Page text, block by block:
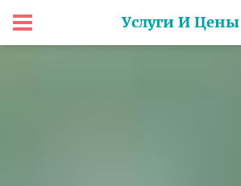
Услуги И Цены